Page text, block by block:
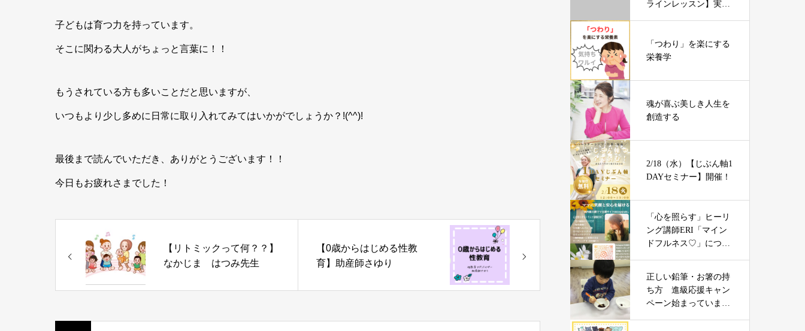
子どもは育つ力を持っています。
そこに関わる大人がちょっと言葉に！！
もうされている方も多いことだと思いますが、
いつもより少し多めに日常に取り入れてみてはいかがでしょうか？!(^^)!
最後まで読んでいただき、ありがとうございます！！
今日もお疲れさまでした！
【リトミックって何？？】
なかじま はつみ先生
【0歳からはじめる性教
育】助産師さゆり
ラインレッスン】実施
「つわり」を楽にする
栄養学
魂が喜ぶ美しき人生を
創造する
2/18（水）【じぶん軸1
DAYセミナー】開催！
「心を照らす」ヒーリ
ング講師ERI「マイン
ドフルネス♡」につい
正しい鉛筆・お箸の持
ち方 進級応援キャン
ペーン始まっていま